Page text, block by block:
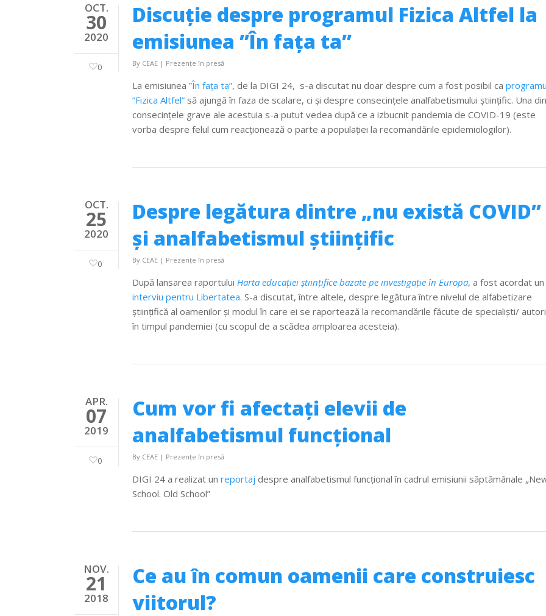
OCT.
30
2020
0
Discuție despre programul Fizica Altfel la
emisiunea ”În fața ta”
By CEAE | Prezențe în presă
La emisiunea ”În fața ta”, de la DIGI 24, s-a discutat nu doar despre cum a fost posibil ca
”Fizica Altfel” să ajungă în faza de scalare, ci și despre consecințele analfabetismului științific. Una
consecințele grave ale acestuia s-a putut vedea după ce a izbucnit pandemia de COVID-19 (este
vorba despre felul cum reacționează o parte a populației la recomandările epidemiologilor).
OCT.
25
2020
0
Despre legătura dintre „nu există COVID”
și analfabetismul științific
By CEAE | Prezențe în presă
După lansarea raportului Harta educației științifice bazate pe investigație în Europa, a fost acordat un
interviu pentru Libertatea. S-a discutat, între altele, despre legătura între nivelul de alfabetizare
științifică al oamenilor și modul în care ei se raportează la recomandările făcute de specialiști/
în timpul pandemiei (cu scopul de a scădea amploarea acesteia).
APR.
07
2019
0
Cum vor fi afectaţi elevii de
analfabetismul funcţional
By CEAE | Prezențe în presă
DIGI 24 a realizat un reportaj despre analfabetismul funcţional în cadrul emisiunii săptămânale
School. Old School”
NOV.
21
2018
Ce au în comun oamenii care construiesc
viitorul?